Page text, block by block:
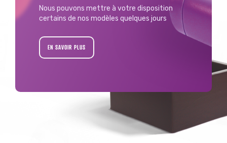
Nous pouvons mettre à votre disposition
certains de nos modèles quelques jours
EN SAVOIR PLUS